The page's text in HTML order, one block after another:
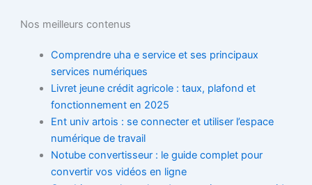
Nos meilleurs contenus
Comprendre uha e service et ses principaux
services numériques
Livret jeune crédit agricole : taux, plafond et
fonctionnement en 2025
Ent univ artois : se connecter et utiliser l’espace
numérique de travail
Notube convertisseur : le guide complet pour
convertir vos vidéos en ligne